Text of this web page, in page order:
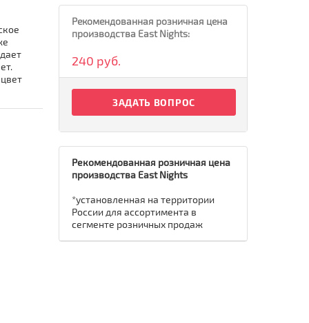
Рекомендованная розничная цена
производства East Nights:
240 руб.
ЗАДАТЬ ВОПРОС
Рекомендованная розничная цена
производства East Nights
*установленная на территории
России для ассортимента в
сегменте розничных продаж